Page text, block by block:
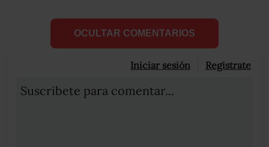
OCULTAR COMENTARIOS
Iniciar sesión Registrate
Suscribete para comentar...